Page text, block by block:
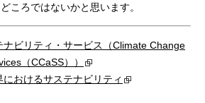
ころではないかと思います。
ナビリティ・サービス（Climate Change
（CCaSS））
おけるサステナビリティ